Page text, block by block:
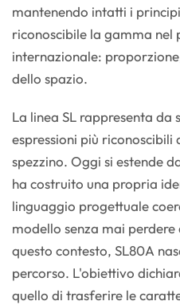
mantenendo intatti i
riconoscibile la gamma
internazionale:
dello spazio.
La linea SL rappresenta da
espressioni più riconoscibili
spezzino. Oggi si estende
ha costruito una propria
linguaggio progettuale
modello senza mai
questo contesto, SL80A
percorso. L'obiettivo
quello di trasferire le